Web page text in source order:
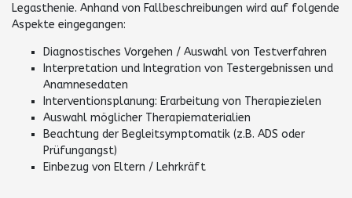
Legasthenie. Anhand von Fallbeschreibungen wird auf folgende
Aspekte eingegangen:
Diagnostisches Vorgehen / Auswahl von Testverfahren
Interpretation und Integration von Testergebnissen und
Anamnesedaten
Interventionsplanung: Erarbeitung von Therapiezielen
Auswahl möglicher Therapiematerialien
Beachtung der Begleitsymptomatik (z.B. ADS oder
Prüfungangst)
Einbezug von Eltern / Lehrkräft